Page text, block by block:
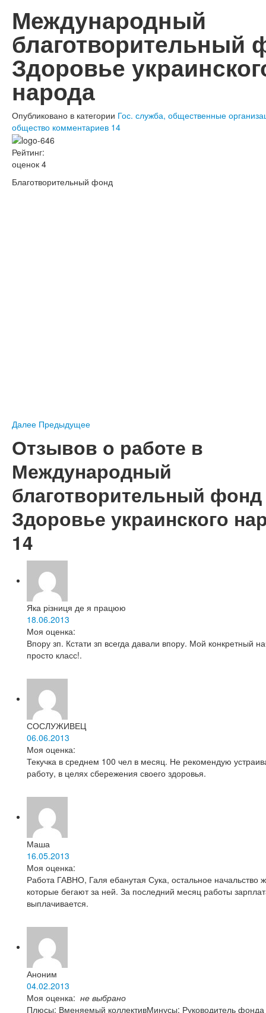
Международный
благотворительный
Здоровье
народа
Опубликовано в категории Гос. служба, общественные
общество комментариев 14
Рейтинг:
оценок 4
Благотворительный фонд
Далее Предыдущее
Отзывов о работе в
Международный
благотворительный фонд
Здоровье украинского
14
Яка різниця де я працюю
18.06.2013
Моя оценка:
Впору зп. Кстати зп всегда давали впору. Мой конкретный
просто класс!.
СОСЛУЖИВЕЦ
06.06.2013
Моя оценка:
Текучка в среднем 100 чел в месяц. Не рекомендую
работу, в целях сбережения своего здоровья.
Маша
16.05.2013
Моя оценка:
Работа ГАВНО, Галя ебанутая Сука, остальное начальство
которые бегают за ней. За последний месяц работы
выплачивается.
Аноним
04.02.2013
Моя оценка: не выбрано
Плюсы: Вменяемый коллективМинусы: Руководитель фонда